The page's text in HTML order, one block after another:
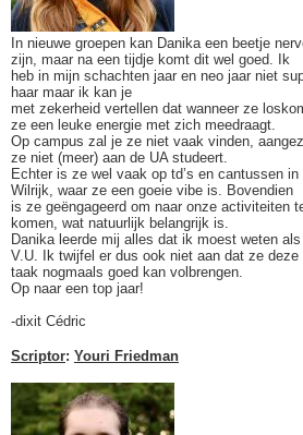
In nieuwe groepen kan Danika een beetje
zijn, maar na een tijdje komt dit wel goed. Ik
heb in mijn schachten jaar en neo jaar niet
haar maar ik kan je
met zekerheid vertellen dat wanneer ze
ze een leuke energie met zich meedraagt.
Op campus zal je ze niet vaak vinden,
ze niet (meer) aan de UA studeert.
Echter is ze wel vaak op td’s en cantussen in
Wilrijk, waar ze een goeie vibe is. Bovendien
is ze geëngageerd om naar onze activiteiten
komen, wat natuurlijk belangrijk is.
Danika leerde mij alles dat ik moest weten als
V.U. Ik twijfel er dus ook niet aan dat ze deze
taak nogmaals goed kan volbrengen.
Op naar een top jaar!
-dixit Cédric
Scriptor: Youri Friedman